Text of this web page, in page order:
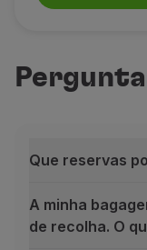
Que reservas
A minha
de recolha. O